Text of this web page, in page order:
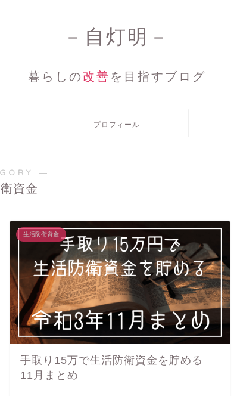
－自灯明－
暮らしの 改善 を目指すブログ
プロフィール
―
資金
生活防衛資金
手取り15万で生活防衛資金を貯める
11月まとめ